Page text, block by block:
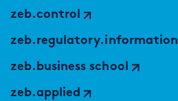
zeb.control
zeb.regulatory.information
zeb.business school
zeb.applied